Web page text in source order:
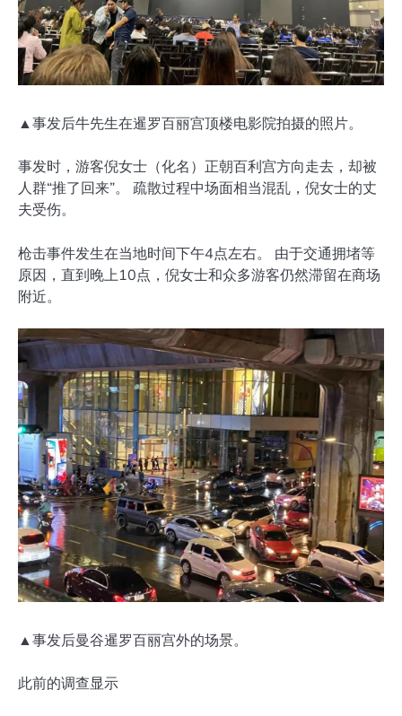
▲事发后牛先生在暹罗百丽宫顶楼电影院拍摄的照片。
事发时，游客倪女士（化名）正朝百利宫方向走去，却被
人群“推了回来”。 疏散过程中场面相当混乱，倪女士的丈
夫受伤。
枪击事件发生在当地时间下午4点左右。 由于交通拥堵等
原因，直到晚上10点，倪女士和众多游客仍然滞留在商场
附近。
▲事发后曼谷暹罗百丽宫外的场景。
此前的调查显示